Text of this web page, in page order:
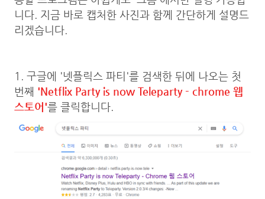
니다. 지금 바로 캡처한 사진과 함께 간단하게 설명드
리겠습니다.
1. 구글에 '넷플릭스 파티'를 검색한 뒤에 나오는 첫
번째 'Netflix Party is now Teleparty - chrome 웹
스토어'를 클릭합니다.